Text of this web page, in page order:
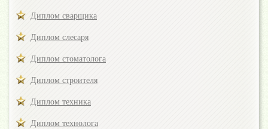
Диплом сварщика
Диплом слесаря
Диплом стоматолога
Диплом строителя
Диплом техника
Диплом технолога